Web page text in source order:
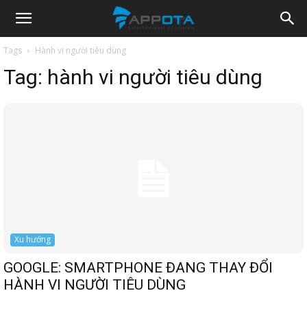
Appota
News
Tags Hành vi người tiêu dùng
Tag: hành vi người tiêu dùng
Xu hướng
GOOGLE: SMARTPHONE ĐANG THAY ĐỔI
HÀNH VI NGƯỜI TIÊU DÙNG